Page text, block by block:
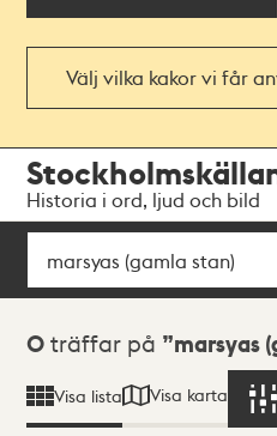
Välj vilka kakor vi får
navigationen
huvudinnehållet
Historia i ord, ljud och bild
Sök
Sökresultat
0 träffar på marsyas
Visa lista Visa karta